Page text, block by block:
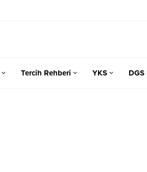
Tercih Rehberi YKS DGS